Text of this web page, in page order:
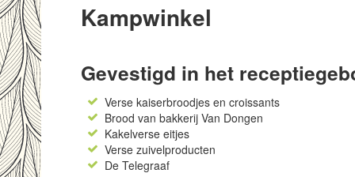
Kampwinkel
Gevestigd in het
Verse kaiserbroodjes en croissants
Brood van bakkerij Van Dongen
Kakelverse eitjes
Verse zuivelproducten
De Telegraaf